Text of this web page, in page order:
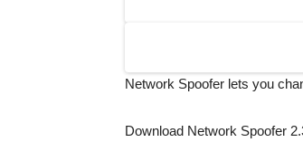
Network Spoofer lets you
Download Network Spoofer